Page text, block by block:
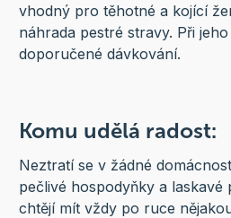
vhodný pro těhotné a kojící
náhrada pestré stravy. Při
doporučené dávkování.
Komu udělá radost:
Neztratí se v žádné
pečlivé hospodyňky a laskavé
chtějí mít vždy po ruce